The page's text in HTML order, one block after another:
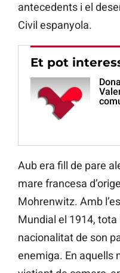
antecedents i el
Civil espanyola.
Et pot
Aub era fill de pare
mare francesa
Mohrenwitz. Amb
Mundial el 1914,
nacionalitat de son
enemiga. En aquells